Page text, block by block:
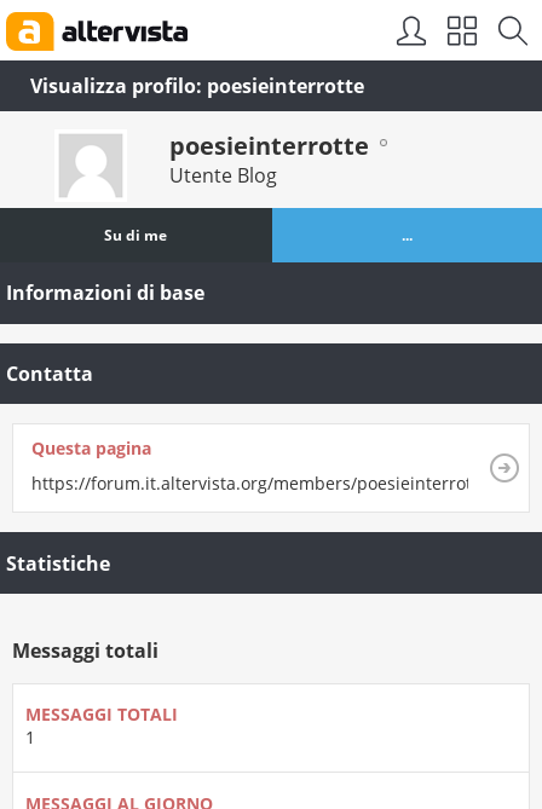
Visualizza profilo: poesieinterrotte
poesieinterrotte
Utente Blog
Su di me ...
Informazioni di base
Contatta
Questa pagina
https://forum.it.altervista.org/members/poesieinterrotte.html
Statistiche
Messaggi totali
MESSAGGI TOTALI
1
MESSAGGI AL GIORNO